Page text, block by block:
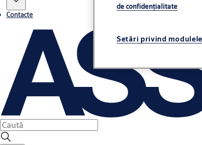
Contacte
de confidenţialitate
Setări privind